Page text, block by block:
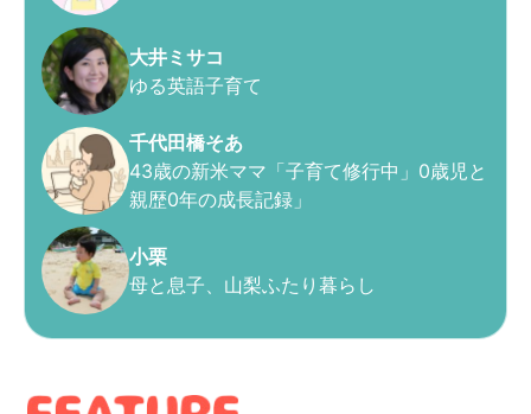
大井ミサコ
ゆる英語子育て
千代田橋そあ
43歳の新米ママ「子育て修行中」0歳児と
親歴0年の成長記録」
小栗
母と息子、山梨ふたり暮らし